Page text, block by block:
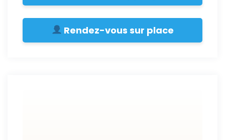
Rendez-vous sur place